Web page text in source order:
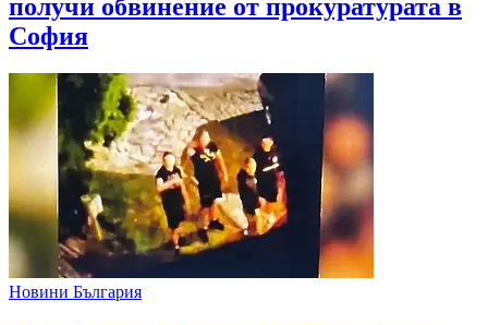
получи обвинение от прокуратурата в
София
Новини България